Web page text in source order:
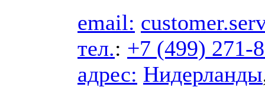
email:
тел.: +7 (499) 271-
адрес: Нидерланды